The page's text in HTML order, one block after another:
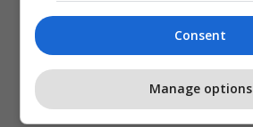
Consent
Manage options